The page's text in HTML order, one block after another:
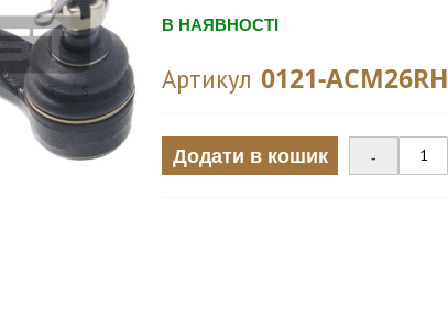
В НАЯВНОСТІ
Артикул 0121-ACM26RH
Додати в кошик -